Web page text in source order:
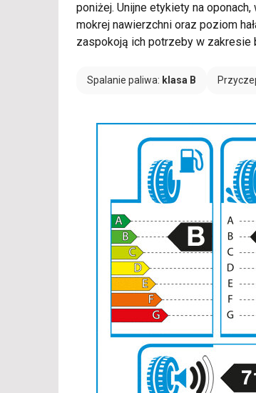
poniżej. Unijne etykiety na
mokrej nawierzchni oraz poziom
zaspokoją ich potrzeby w
Spalanie paliwa: klasa B